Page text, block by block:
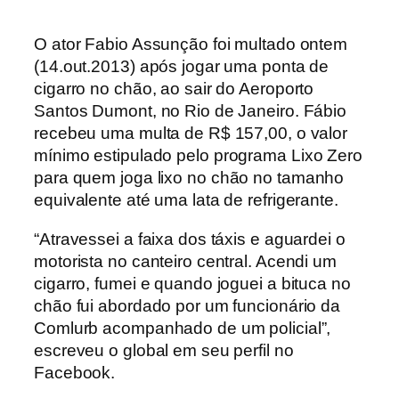
O ator Fabio Assunção foi multado ontem
(14.out.2013) após jogar uma ponta de
cigarro no chão, ao sair do Aeroporto
Santos Dumont, no Rio de Janeiro. Fábio
recebeu uma multa de R$ 157,00, o valor
mínimo estipulado pelo programa Lixo Zero
para quem joga lixo no chão no tamanho
equivalente até uma lata de refrigerante.
“Atravessei a faixa dos táxis e aguardei o
motorista no canteiro central. Acendi um
cigarro, fumei e quando joguei a bituca no
chão fui abordado por um funcionário da
Comlurb acompanhado de um policial”,
escreveu o global em seu perfil no
Facebook.